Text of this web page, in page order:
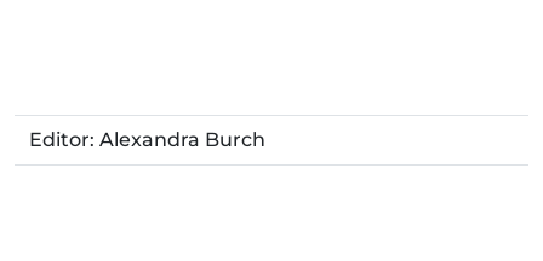
Editor: Alexandra Burch